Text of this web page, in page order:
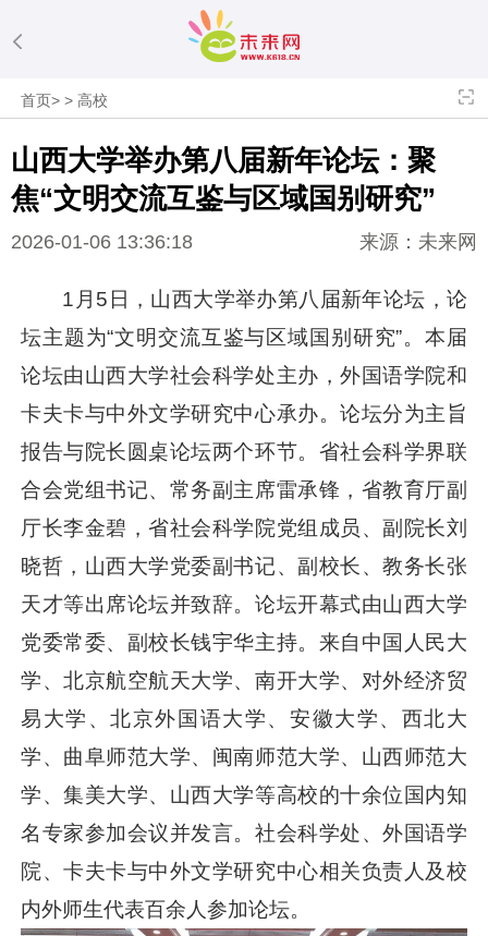
首页>>高校
山西大学举办第八届新年论坛：聚
焦“文明交流互鉴与区域国别研究”
2026-01-06 13:36:18 来源：未来网
1月5日，山西大学举办第八届新年论坛，论
坛主题为“文明交流互鉴与区域国别研究”。本届
论坛由山西大学社会科学处主办，外国语学院和
卡夫卡与中外文学研究中心承办。论坛分为主旨
报告与院长圆桌论坛两个环节。省社会科学界联
合会党组书记、常务副主席雷承锋，省教育厅副
厅长李金碧，省社会科学院党组成员、副院长刘
晓哲，山西大学党委副书记、副校长、教务长张
天才等出席论坛并致辞。论坛开幕式由山西大学
党委常委、副校长钱宇华主持。来自中国人民大
学、北京航空航天大学、南开大学、对外经济贸
易大学、北京外国语大学、安徽大学、西北大
学、曲阜师范大学、闽南师范大学、山西师范大
学、集美大学、山西大学等高校的十余位国内知
名专家参加会议并发言。社会科学处、外国语学
院、卡夫卡与中外文学研究中心相关负责人及校
内外师生代表百余人参加论坛。